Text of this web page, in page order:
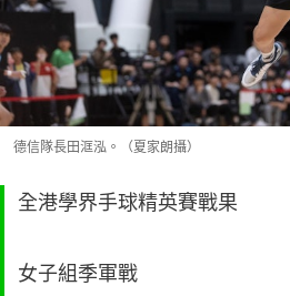
德信隊長田洭泓。（夏家朗攝）
全港學界手球精英賽戰果
女子組季軍戰